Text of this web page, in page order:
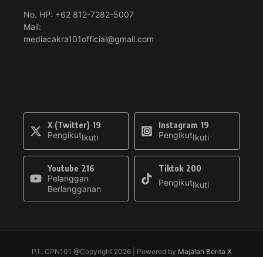
No. HP: +62 812-7282-5007
Mail:
mediacakra101official@gmail.com
X (Twitter) 19
PengikutIkuti
Instagram 19
PengikutIkuti
Youtube 216
Pelanggan
Berlangganan
Tiktok 200
PengikutIkuti
PT. CPN101 @Copyright 2026 | Powered by Majalah Berita X